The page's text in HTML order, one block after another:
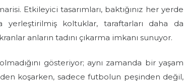
Etkileyici tasarımları, baktığınız her yerde
yerleştirilmiş koltuklar, taraftarları daha da
anların tadını çıkarma imkanı sunuyor.
gösteriyor; aynı zamanda bir yaşam
koşarken, sadece futbolun peşinden değil,